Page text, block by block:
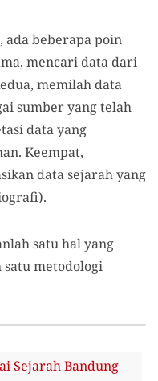
ada beberapa poin
mencari data dari
memilah data
sumber yang telah
data yang
Keempat,
data sejarah yang
satu hal yang
satu metodologi
Sejarah Bandung